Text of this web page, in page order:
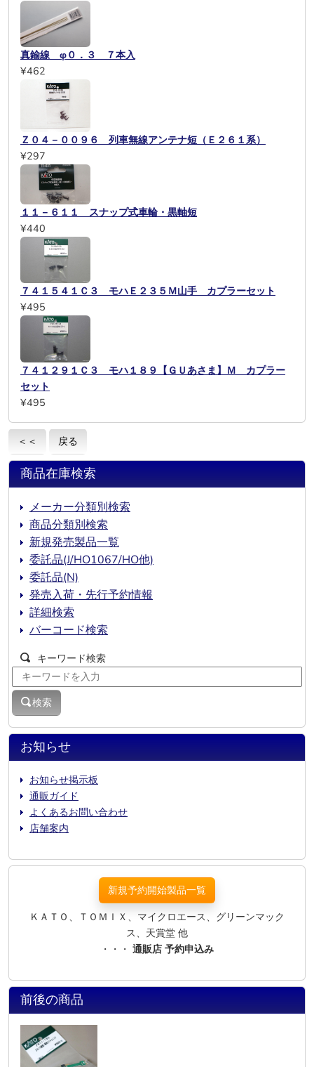
真鍮線 φ０．３ ７本入
¥462
Ｚ０４－００９６ 列車無線アンテナ短（Ｅ２６１系）
¥297
１１－６１１ スナップ式車輪・黒軸短
¥440
７４１５４１Ｃ３ モハＥ２３５Ｍ山手 カプラーセット
¥495
７４１２９１Ｃ３ モハ１８９【ＧＵあさま】Ｍ カプラー
セット
¥495
＜＜ 戻る
お知らせ
お知らせ掲示板
通販ガイド
よくあるお問い合わせ
店舗案内
商品在庫検索
メーカー分類別検索
商品分類別検索
新規発売製品一覧
委託品(J/HO1067/HO他)
委託品(N)
発売入荷・先行予約情報
詳細検索
バーコード検索
キーワード検索
検索
新規予約開始製品一覧
ＫＡＴＯ、ＴＯＭＩＸ、マイクロエース、グリーンマック
ス、天賞堂 他
・・・ 通販店 予約申込み
前後の商品